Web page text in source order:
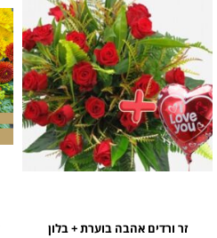
זר ורדים אהבה בוערת + בלון